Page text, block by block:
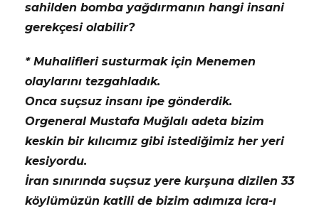
sahilden bomba yağdırmanın hangi insani
gerekçesi olabilir?
* Muhalifleri susturmak için Menemen
olaylarını tezgahladık.
Onca suçsuz insanı ipe gönderdik.
Orgeneral Mustafa Muğlalı adeta bizim
keskin bir kılıcımız gibi istediğimiz her yeri
kesiyordu.
İran sınırında suçsuz yere kurşuna dizilen 33
köylümüzün katili de bizim adımıza icra-ı